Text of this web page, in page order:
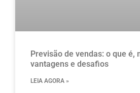
Previsão de vendas: o que é,
vantagens e desafios
LEIA AGORA »